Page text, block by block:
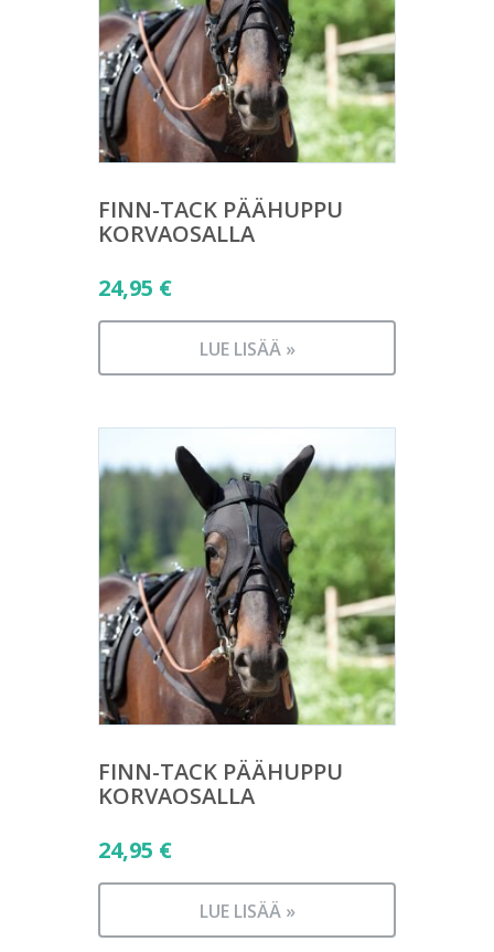
FINN-TACK PÄÄHUPPU
KORVAOSALLA
24,95 €
LUE LISÄÄ »
FINN-TACK PÄÄHUPPU
KORVAOSALLA
24,95 €
LUE LISÄÄ »